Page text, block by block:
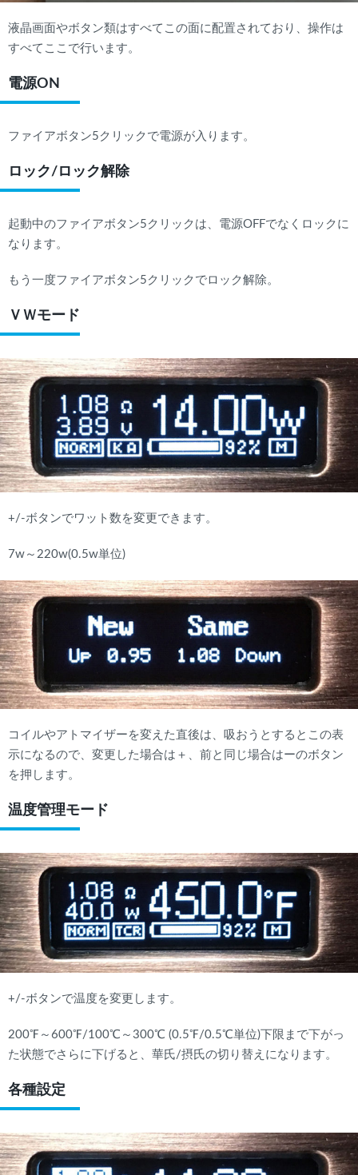
液晶画面やボタン類はすべてこの面に配置されており、操作は
すべてここで行います。
電源ON
ファイアボタン5クリックで電源が入ります。
ロック/ロック解除
起動中のファイアボタン5クリックは、電源OFFでなくロックに
なります。
もう一度ファイアボタン5クリックでロック解除。
ＶＷモード
+/-ボタンでワット数を変更できます。
7w～220w(0.5w単位)
コイルやアトマイザーを変えた直後は、吸おうとするとこの表
示になるので、変更した場合は＋、前と同じ場合はーのボタン
を押します。
温度管理モード
+/-ボタンで温度を変更します。
200℉～600℉/100℃～300℃ (0.5℉/0.5℃単位)下限まで下がっ
た状態でさらに下げると、華氏/摂氏の切り替えになります。
各種設定
検索する